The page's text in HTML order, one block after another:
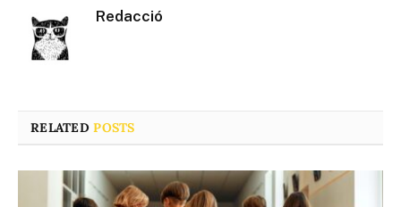
Redacció
RELATEDPOSTS